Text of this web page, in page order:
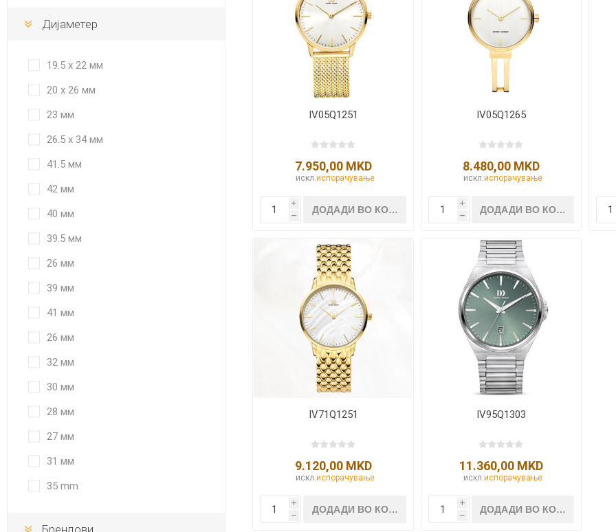
IV05Q1251
7.950,00 MKD
искл.испорачување
i
h
IV05Q1265
8.480,00 MKD
искл.испорачување
i
h
IV71Q1251
9.120,00 MKD
искл.испорачување
i
h
IV95Q1303
11.360,00 MKD
искл.испорачување
i
h
Дијаметер
19.5 x 22 мм
20 x 26 мм
23 мм
26.5 x 34 мм
41.5 мм
42 мм
40 мм
39.5 мм
26 мм
39 мм
41 мм
26 мм
32 мм
30 мм
28 мм
27 мм
31 мм
35 mm
Брендови